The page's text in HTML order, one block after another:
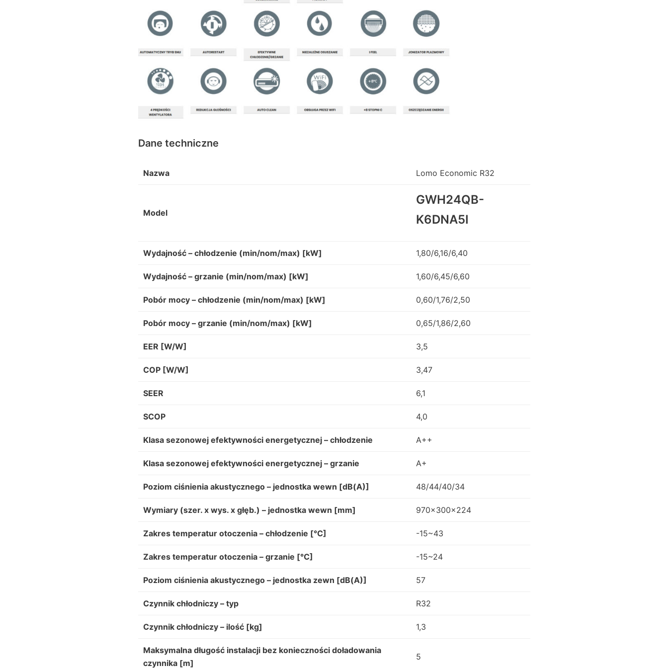
Dane techniczne
Nazwa Lomo Economic R32
Model
GWH24QB-
K6DNA5I
Wydajność – chłodzenie (min/nom/max) [kW] 1,80/6,16/6,40
Wydajność – grzanie (min/nom/max) [kW] 1,60/6,45/6,60
Pobór mocy – chłodzenie (min/nom/max) [kW] 0,60/1,76/2,50
Pobór mocy – grzanie (min/nom/max) [kW] 0,65/1,86/2,60
EER [W/W] 3,5
COP [W/W] 3,47
SEER 6,1
SCOP 4,0
Klasa sezonowej efektywności energetycznej – chłodzenie A++
Klasa sezonowej efektywności energetycznej – grzanie A+
Poziom ciśnienia akustycznego – jednostka wewn [dB(A)] 48/44/40/34
Wymiary (szer. x wys. x głęb.) – jednostka wewn [mm] 970×300×224
Zakres temperatur otoczenia – chłodzenie [°C] -15~43
Zakres temperatur otoczenia – grzanie [°C] -15~24
Poziom ciśnienia akustycznego – jednostka zewn [dB(A)] 57
Czynnik chłodniczy – typ R32
Czynnik chłodniczy – ilość [kg] 1,3
Maksymalna długość instalacji bez konieczności doładowania
czynnika [m]
5